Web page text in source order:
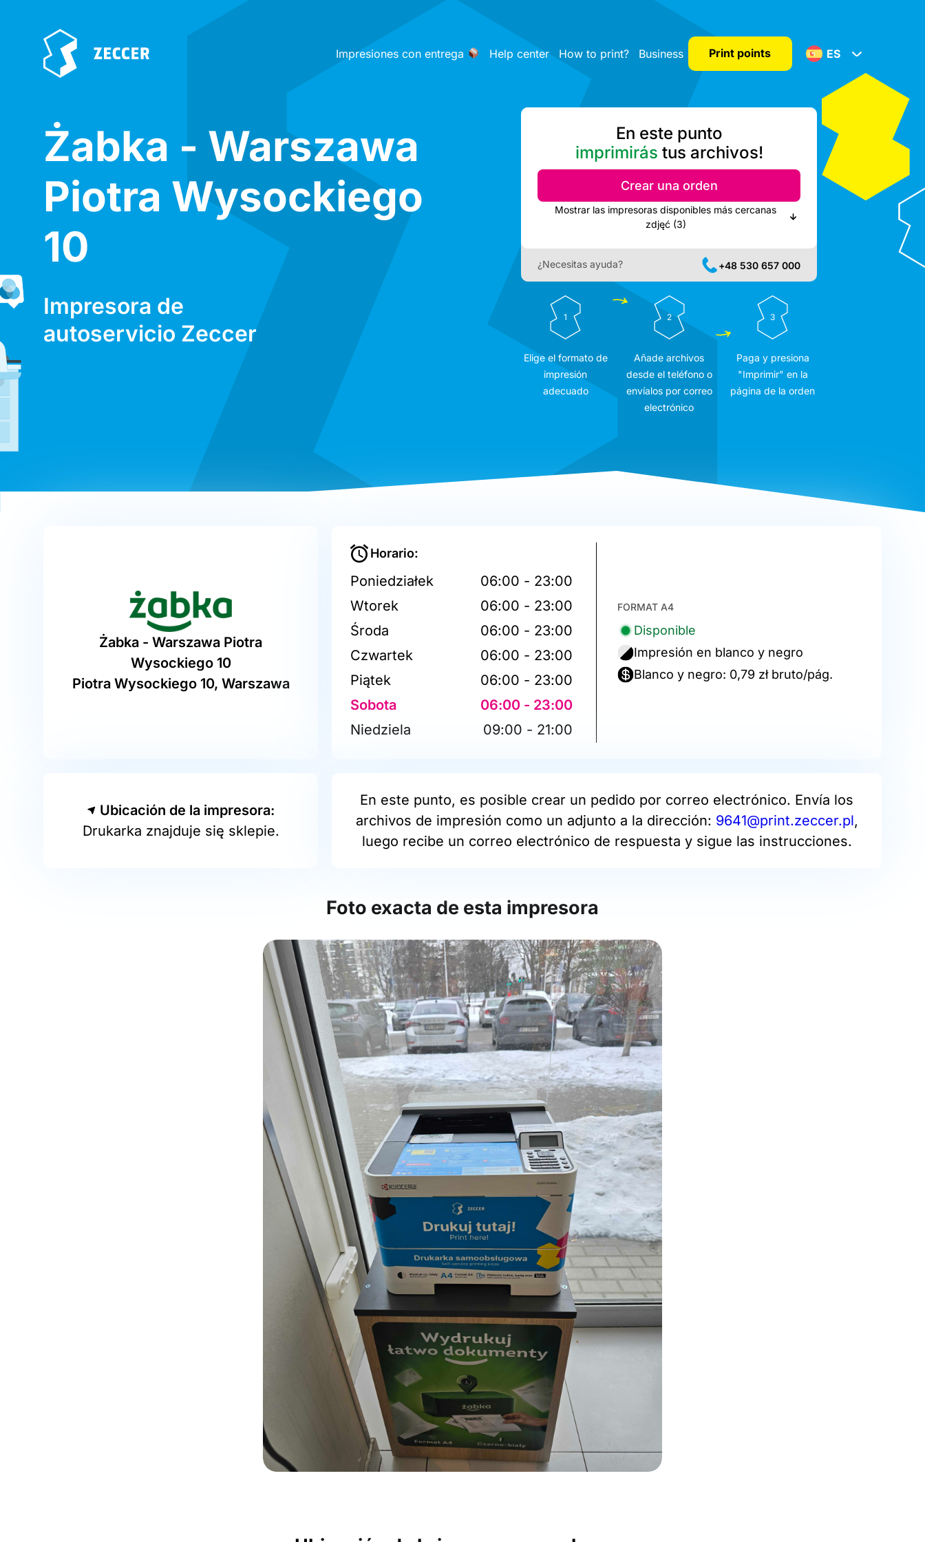
Impresiones con entrega Help center How to print? Business Print points ES
Żabka - Warszawa
Piotra Wysockiego
10
Impresora de
autoservicio Zeccer
En este punto
imprimirás tus archivos!
Crear una orden
Mostrar las impresoras disponibles más cercanas
zdjęć (3)
¿Necesitas ayuda? +48 530 657 000
1
Elige el formato de
impresión
adecuado
2
Añade archivos
desde el teléfono o
envíalos por correo
electrónico
3
Paga y presiona
"Imprimir" en la
página de la orden
Żabka - Warszawa Piotra
Wysockiego 10
Piotra Wysockiego 10, Warszawa
Horario:
Poniedziałek
06:00 - 23:00
Wtorek
06:00 - 23:00
Środa
06:00 - 23:00
Czwartek
06:00 - 23:00
Piątek
06:00 - 23:00
Sobota
06:00 - 23:00
Niedziela
09:00 - 21:00
FORMAT A4
Disponible
Impresión en blanco y negro
Blanco y negro: 0,79 zł bruto/pág.
Ubicación de la impresora:
Drukarka znajduje się sklepie.
En este punto, es posible crear un pedido por correo electrónico. Envía los
archivos de impresión como un adjunto a la dirección: 9641@print.zeccer.pl,
luego recibe un correo electrónico de respuesta y sigue las instrucciones.
Foto exacta de esta impresora